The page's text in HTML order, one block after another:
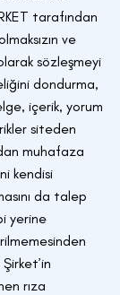
tarafından
ve
sözleşmeyi
dondurma,
içerik, yorum
siteden
muhafaza
kendisi
da talep
yerine
rıza